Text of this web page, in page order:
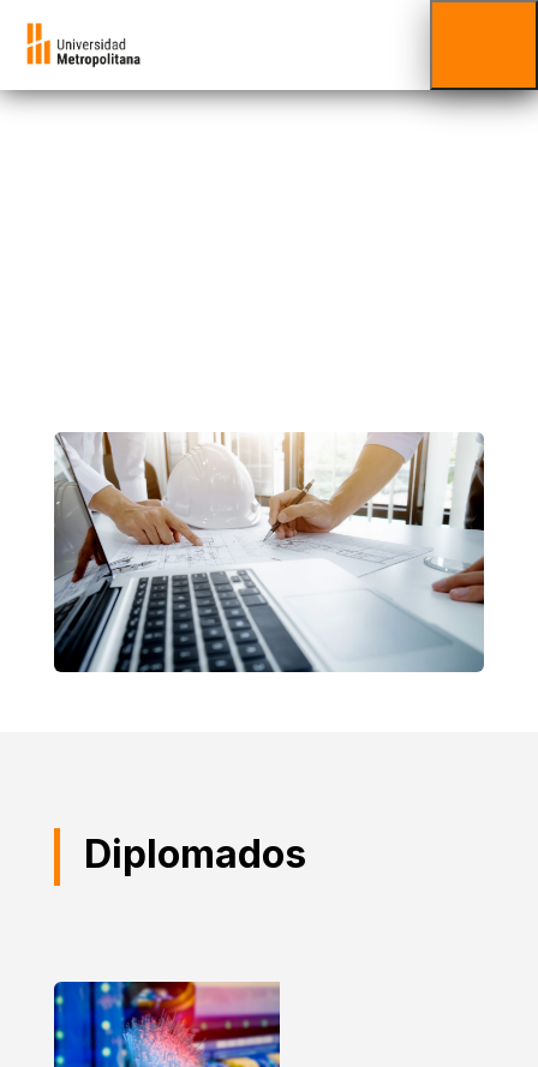
Diplomados